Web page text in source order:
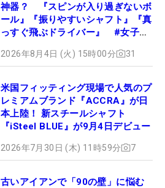
神器？ 『スピンが入り過ぎないボ
ール』『振りやすいシャフト』『真
っすぐ飛ぶドライバー』 #女子プ
2026年8月4日 (火) 15時00分 31
米国フィッティング現場で人気のプ
レミアムブランド『ACCRA』が日
本上陸！ 新スチールシャフト
『iSteel BLUE』が9月4日デビュー
2026年7月30日 (木) 11時59分 7
古いアイアンで「90の壁」に悩む